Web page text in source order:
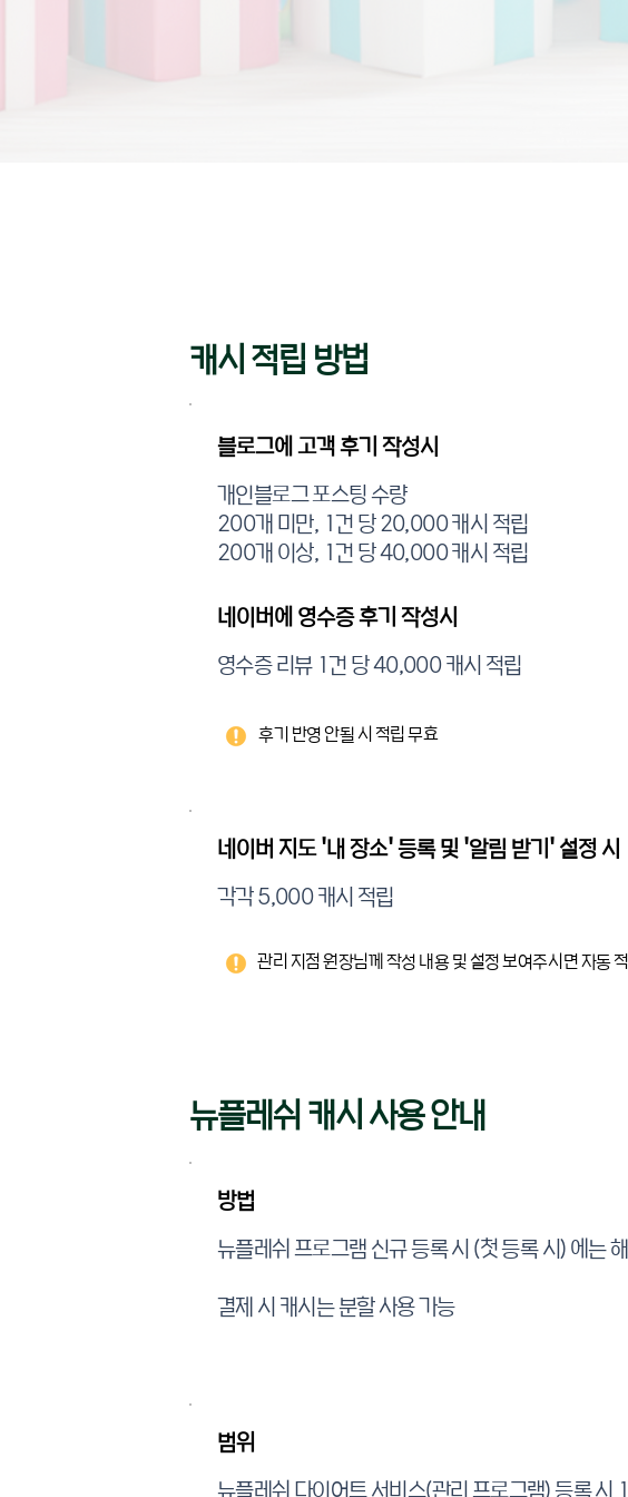
캐시 적립 방법
​블로그에 고객 후기 작성시
개인블로그 포스팅 수량
200개 미만, 1건 당 20,000 캐시 적립
200개 이상, 1건 당 40,000 캐시 적립
네이버에 영수증 후기 작성시
영수증 리뷰 1건 당 40,000 캐시 적립
​후기 반영 안될 시 적립 무효
네이버 지도 '내 장소' 등록 및 '알림 받기' 설정 시
각각 5,000 캐시 적립
관리 지점 원장님께 작성 내용 및 설정 보여주시면 자동
뉴플레쉬 캐시 사용 안내
방법
뉴플레쉬 프로그램 신규 등록 시 (첫 등록 시) 에는
​결제 시 캐시는 분할 사용 가능
범위
뉴플레쉬 다이어트 서비스(관리 프로그램) 등록 시